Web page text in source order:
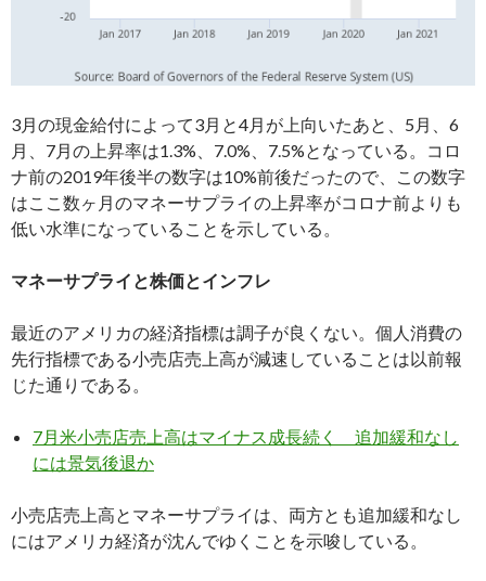
3月の現金給付によって3月と4月が上向いたあと、5月、6
月、7月の上昇率は1.3%、7.0%、7.5%となっている。コロ
ナ前の2019年後半の数字は10%前後だったので、この数字
はここ数ヶ月のマネーサプライの上昇率がコロナ前よりも
低い水準になっていることを示している。
マネーサプライと株価とインフレ
最近のアメリカの経済指標は調子が良くない。個人消費の
先行指標である小売店売上高が減速していることは以前報
じた通りである。
7月米小売店売上高はマイナス成長続く 追加緩和なし
には景気後退か
小売店売上高とマネーサプライは、両方とも追加緩和なし
にはアメリカ経済が沈んでゆくことを示唆している。